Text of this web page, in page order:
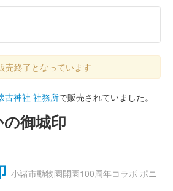
売終了となっています
古神社 社務所で販売されていました。
御城印
小諸市動物園開園100周年コラボ ポニ